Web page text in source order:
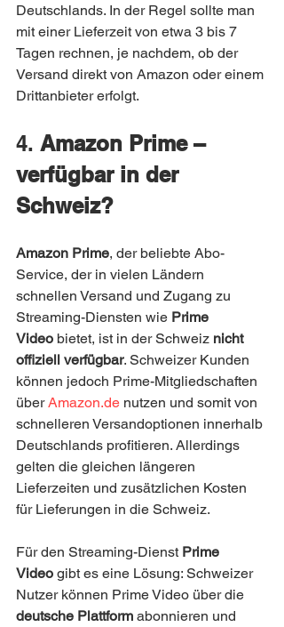
Deutschlands. In der Regel sollte man
mit einer Lieferzeit von etwa 3 bis 7
Tagen rechnen, je nachdem, ob der
Versand direkt von Amazon oder einem
Drittanbieter erfolgt.
4. Amazon Prime –
verfügbar in der
Schweiz?
Amazon Prime, der beliebte Abo-
Service, der in vielen Ländern
schnellen Versand und Zugang zu
Streaming-Diensten wie Prime
Video bietet, ist in der Schweiz nicht
offiziell verfügbar. Schweizer Kunden
können jedoch Prime-Mitgliedschaften
über Amazon.de nutzen und somit von
schnelleren Versandoptionen innerhalb
Deutschlands profitieren. Allerdings
gelten die gleichen längeren
Lieferzeiten und zusätzlichen Kosten
für Lieferungen in die Schweiz.
Für den Streaming-Dienst Prime
Video gibt es eine Lösung: Schweizer
Nutzer können Prime Video über die
deutsche Plattform abonnieren und